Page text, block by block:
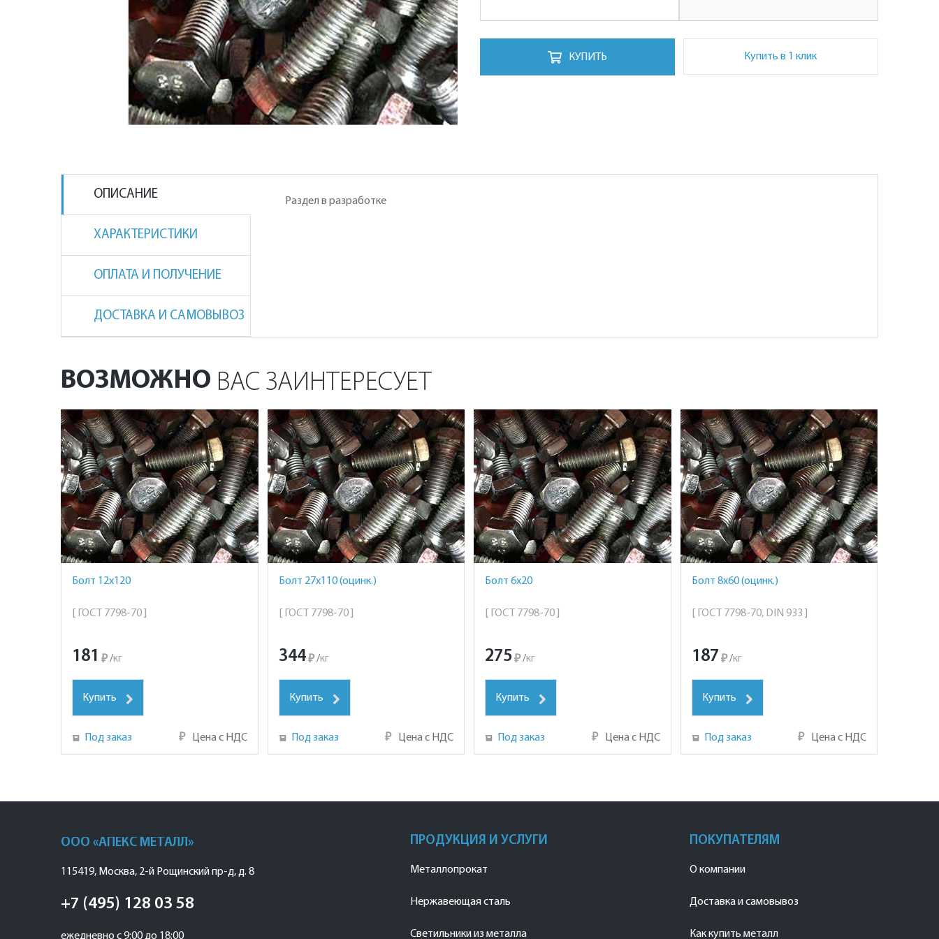
КУПИТЬ Купить в 1 клик
ОПИСАНИЕ
ХАРАКТЕРИСТИКИ
ОПЛАТА И ПОЛУЧЕНИЕ
ДОСТАВКА И САМОВЫВОЗ
Раздел в разработке
ВОЗМОЖНО ВАС ЗАИНТЕРЕСУЕТ
Болт 12х120
[ ГОСТ 7798-70 ]
181 ₽ /кг
Купить
Под заказ ₽ Цена с НДС
Болт 27х110 (оцинк.)
[ ГОСТ 7798-70 ]
344 ₽ /кг
Купить
Под заказ ₽ Цена с НДС
Болт 6х20
[ ГОСТ 7798-70 ]
275₽ /кг
Купить
Под заказ ₽ Цена с НДС
Болт 8х60 (оцинк.)
[ ГОСТ 7798-70, DIN 933 ]
187 ₽ /кг
Купить
Под заказ ₽ Цена с НДС
ООО «АПЕКС МЕТАЛЛ»
115419, Москва, 2-й Рощинский пр-д, д. 8
+7 (495) 128 03 58
ежедневно с 9:00 до 18:00
ПРОДУКЦИЯ И УСЛУГИ
Металлопрокат
Нержавеющая сталь
Светильники из металла
ПОКУПАТЕЛЯМ
О компании
Доставка и самовывоз
Как купить металл